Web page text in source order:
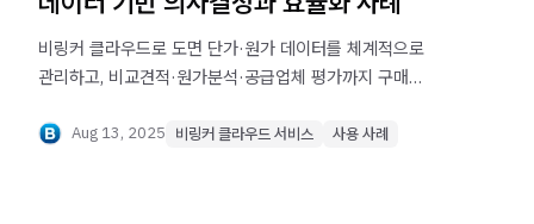
비링커 클라우드로 도면 단가·원가 데이터를 체계적으로
관리하고, 비교견적·원가분석·공급업체 평가까지 구매
Aug 13, 2025 비링커 클라우드 서비스 사용 사례